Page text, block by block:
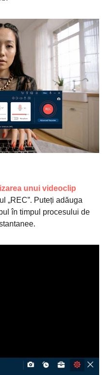
unui videoclip
„REC”. Puteți adăuga
în timpul procesului de